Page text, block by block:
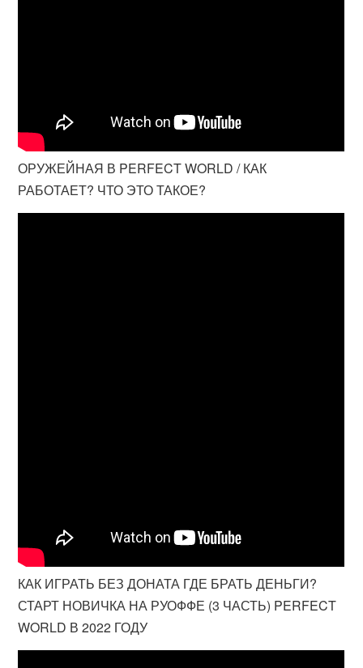
ОРУЖЕЙНАЯ В PERFECT WORLD / КАК
РАБОТАЕТ? ЧТО ЭТО ТАКОЕ?
КАК ИГРАТЬ БЕЗ ДОНАТА ГДЕ БРАТЬ ДЕНЬГИ?
СТАРТ НОВИЧКА НА РУОФФЕ (3 ЧАСТЬ) PERFECT
WORLD В 2022 ГОДУ